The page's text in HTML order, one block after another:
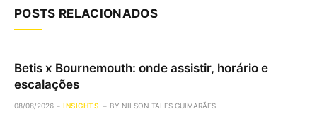
POSTS RELACIONADOS
Betis x Bournemouth: onde assistir, horário e
escalações
08/08/2026 INSIGHTS BY NILSON TALES GUIMARÃES